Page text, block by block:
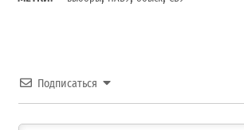
Подписаться